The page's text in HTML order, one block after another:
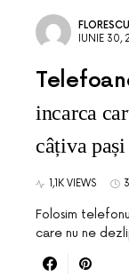
IUNIE 30,
incarca
câțiva
1,1K VIEWS
Folosim
care nu ne